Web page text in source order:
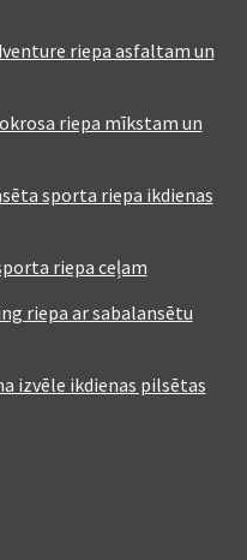
riepa asfaltam un
riepa mīkstam un
sporta riepa ikdienas
riepa ceļam
riepa ar sabalansētu
izvēle ikdienas pilsētas